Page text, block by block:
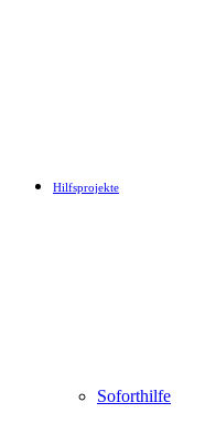
Hilfsprojekte
Soforthilfe